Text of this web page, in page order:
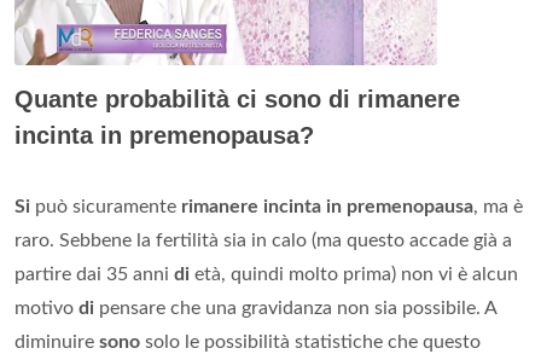
Quante probabilità ci sono di rimanere
incinta in premenopausa?
Si può sicuramente rimanere incinta in premenopausa, ma è
raro. Sebbene la fertilità sia in calo (ma questo accade già a
partire dai 35 anni di età, quindi molto prima) non vi è alcun
motivo di pensare che una gravidanza non sia possibile. A
diminuire sono solo le possibilità statistiche che questo